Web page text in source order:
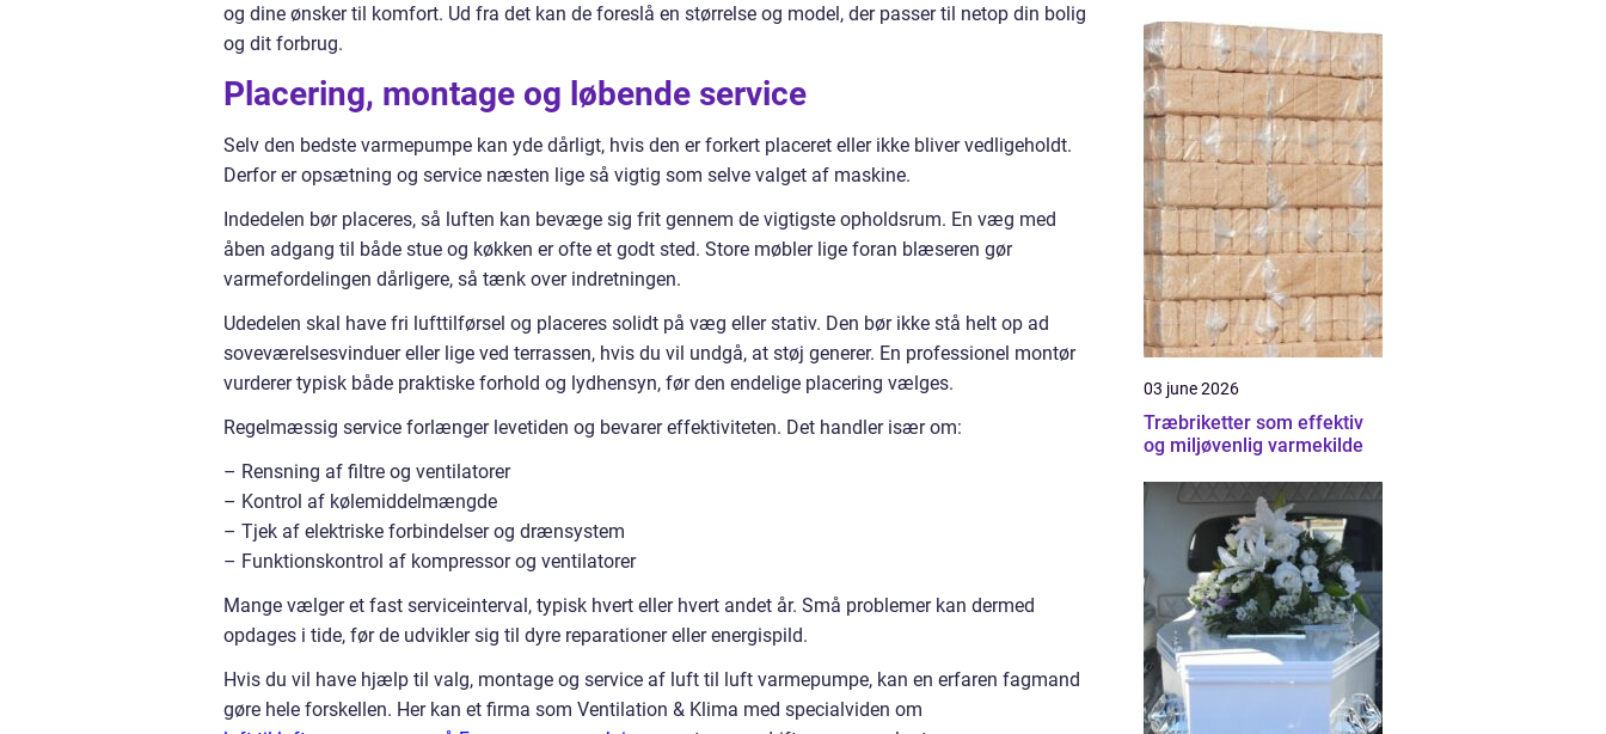
og dine ønsker til komfort. Ud fra det kan de foreslå en størrelse og model, der passer til netop din bolig
og dit forbrug.
Placering, montage og løbende service
Selv den bedste varmepumpe kan yde dårligt, hvis den er forkert placeret eller ikke bliver vedligeholdt.
Derfor er opsætning og service næsten lige så vigtig som selve valget af maskine.
Indedelen bør placeres, så luften kan bevæge sig frit gennem de vigtigste opholdsrum. En væg med
åben adgang til både stue og køkken er ofte et godt sted. Store møbler lige foran blæseren gør
varmefordelingen dårligere, så tænk over indretningen.
Udedelen skal have fri lufttilførsel og placeres solidt på væg eller stativ. Den bør ikke stå helt op ad
soveværelsesvinduer eller lige ved terrassen, hvis du vil undgå, at støj generer. En professionel montør
vurderer typisk både praktiske forhold og lydhensyn, før den endelige placering vælges.
Regelmæssig service forlænger levetiden og bevarer effektiviteten. Det handler især om:
– Rensning af filtre og ventilatorer
– Kontrol af kølemiddelmængde
– Tjek af elektriske forbindelser og drænsystem
– Funktionskontrol af kompressor og ventilatorer
Mange vælger et fast serviceinterval, typisk hvert eller hvert andet år. Små problemer kan dermed
opdages i tide, før de udvikler sig til dyre reparationer eller energispild.
Hvis du vil have hjælp til valg, montage og service af luft til luft varmepumpe, kan en erfaren fagmand
gøre hele forskellen. Her kan et firma som Ventilation & Klima med specialviden om
03 june 2026
Træbriketter som effektiv
og miljøvenlig varmekilde